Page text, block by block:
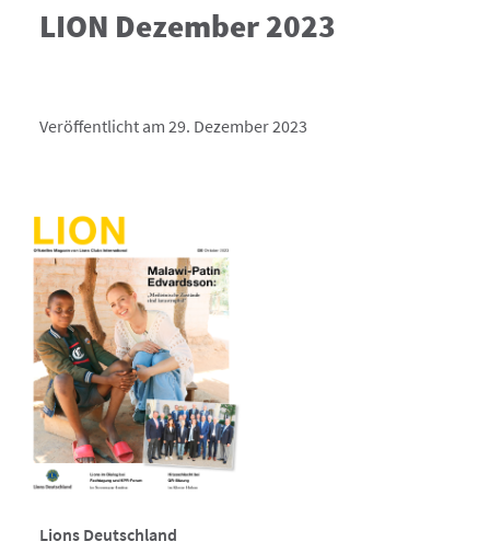
LION Dezember 2023
Veröffentlicht am 29. Dezember 2023
Lions Deutschland